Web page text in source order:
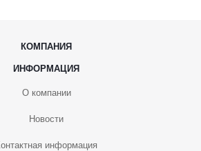
КОМПАНИЯ
ИНФОРМАЦИЯ
О компании
Новости
информация